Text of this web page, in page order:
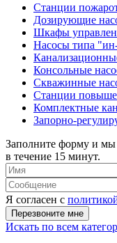
Станции
Дозирующие
Шкафы
Насосы типа
Консольные
Скважинные
Станции
Комплектные
Запорно-
Заполните форму и мы
в течение 15 минут.
Я согласен с
Искать по всем